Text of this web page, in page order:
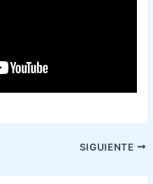
SIGUIENTE